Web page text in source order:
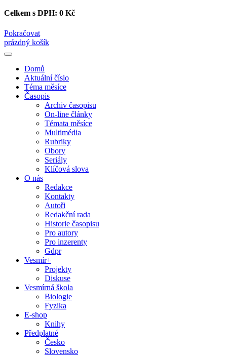
Celkem s DPH: 0 Kč
Pokračovat
prázdný košík
Domů
Aktuální číslo
Téma měsíce
Časopis
Archiv časopisu
On-line články
Témata měsíce
Multimédia
Rubriky
Obory
Seriály
Klíčová slova
O nás
Redakce
Kontakty
Autoři
Redakční rada
Historie časopisu
Pro autory
Pro inzerenty
Gdpr
Vesmír+
Projekty
Diskuse
Vesmírná škola
Biologie
Fyzika
E-shop
Knihy
Předplatné
Česko
Slovensko